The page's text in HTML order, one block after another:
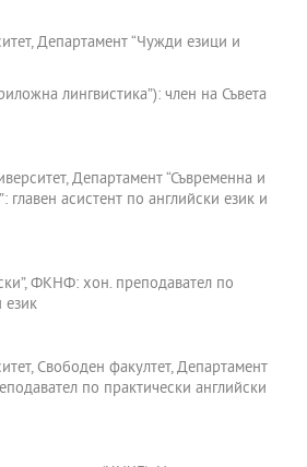
Департамент “Чужди езици и
лингвистика”): член на Съвета
Департамент “Съвременна и
главен асистент по английски език и
ФКНФ: хон. преподавател по
език
Свободен факултет, Департамент
по практически английски